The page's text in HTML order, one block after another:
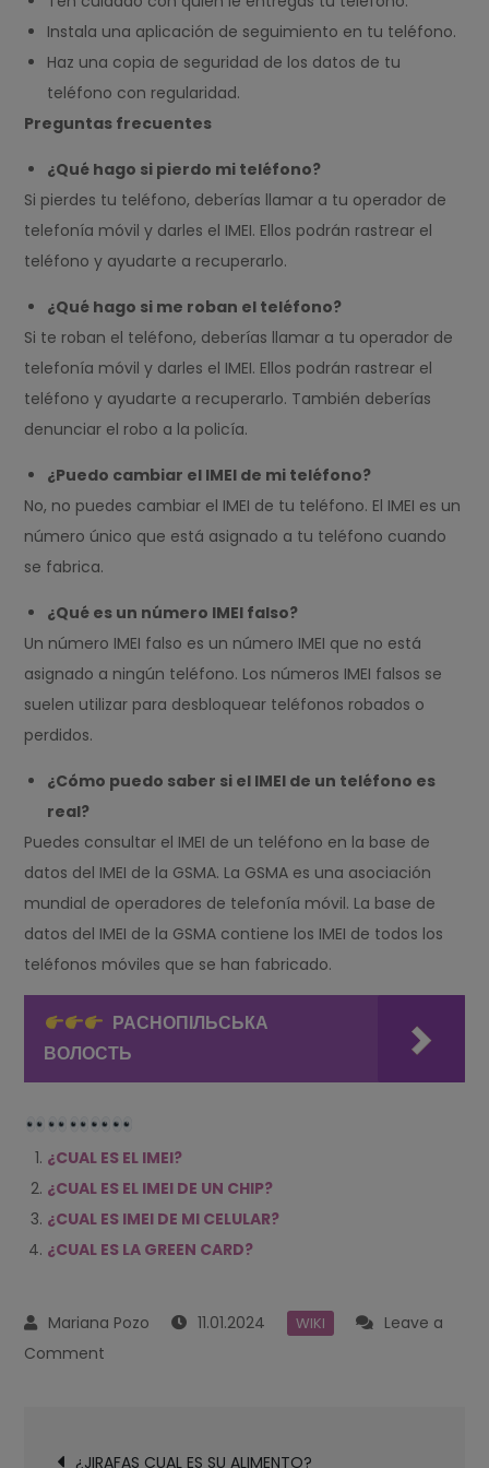
Instala una aplicación de seguimiento en tu teléfono.
Haz una copia de seguridad de los datos de tu
teléfono con regularidad.
Preguntas frecuentes
¿Qué hago si pierdo mi teléfono?
Si pierdes tu teléfono, deberías llamar a tu operador de
telefonía móvil y darles el IMEI. Ellos podrán rastrear el
teléfono y ayudarte a recuperarlo.
¿Qué hago si me roban el teléfono?
Si te roban el teléfono, deberías llamar a tu operador de
telefonía móvil y darles el IMEI. Ellos podrán rastrear el
teléfono y ayudarte a recuperarlo. También deberías
denunciar el robo a la policía.
¿Puedo cambiar el IMEI de mi teléfono?
No, no puedes cambiar el IMEI de tu teléfono. El IMEI es un
número único que está asignado a tu teléfono cuando
se fabrica.
¿Qué es un número IMEI falso?
Un número IMEI falso es un número IMEI que no está
asignado a ningún teléfono. Los números IMEI falsos se
suelen utilizar para desbloquear teléfonos robados o
perdidos.
¿Cómo puedo saber si el IMEI de un teléfono es
real?
Puedes consultar el IMEI de un teléfono en la base de
datos del IMEI de la GSMA. La GSMA es una asociación
mundial de operadores de telefonía móvil. La base de
datos del IMEI de la GSMA contiene los IMEI de todos los
teléfonos móviles que se han fabricado.
РАСНОПІЛЬСЬКА
ВОЛОСТЬ
¿CUAL ES EL IMEI?
¿CUAL ES EL IMEI DE UN CHIP?
¿CUAL ES IMEI DE MI CELULAR?
¿CUAL ES LA GREEN CARD?
11.01.2024 WIKI
Leave a
Comment
¿JIRAFAS CUAL ES SU ALIMENTO?